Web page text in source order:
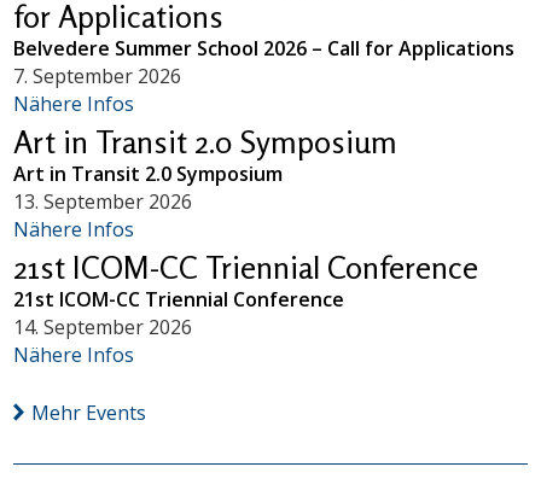
for Applications
Belvedere Summer School 2026 – Call for Applications
7. September 2026
Nähere Infos
Art in Transit 2.0 Symposium
Art in Transit 2.0 Symposium
13. September 2026
Nähere Infos
21st ICOM-CC Triennial Conference
21st ICOM-CC Triennial Conference
14. September 2026
Nähere Infos
Mehr Events